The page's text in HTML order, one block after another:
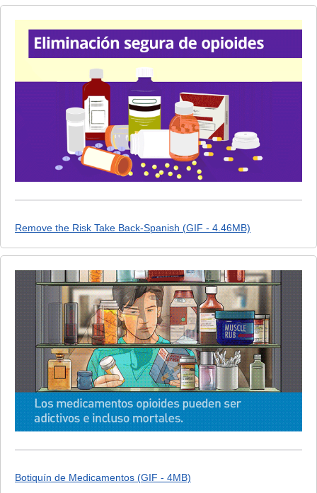
Remove the Risk Take Back-Spanish (GIF - 4.46MB)
Botiquín de Medicamentos (GIF - 4MB)